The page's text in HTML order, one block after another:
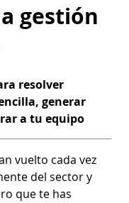
gestión
resolver
generar
a tu equipo
vuelto cada vez
del sector y
que te has